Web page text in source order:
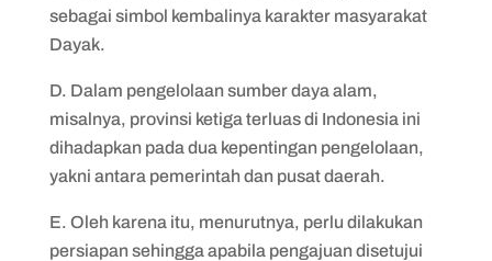
sebagai simbol kembalinya karakter masyarakat
Dayak.
D. Dalam pengelolaan sumber daya alam,
misalnya, provinsi ketiga terluas di Indonesia ini
dihadapkan pada dua kepentingan pengelolaan,
yakni antara pemerintah dan pusat daerah.
E. Oleh karena itu, menurutnya, perlu dilakukan
persiapan sehingga apabila pengajuan disetujui